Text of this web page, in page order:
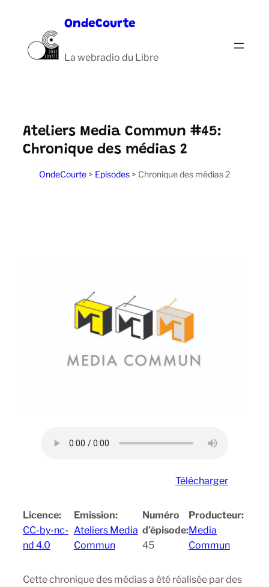
contenu
OndeCourte
La webradio du Libre
Ateliers Media Commun #45:
Chronique des médias 2
OndeCourte > Episodes > Chronique des médias 2
Télécharger
Licence:
CC-by-nc-
nd 4.0
Emission:
Ateliers Media
Commun
Numéro
d’épisode:
45
Producteur:
Media
Commun
Cette chronique des médias a été réalisée par des